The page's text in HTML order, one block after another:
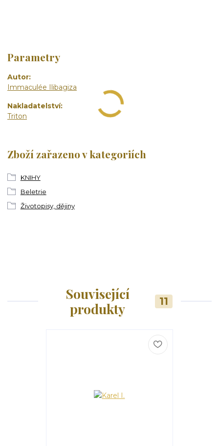
Parametry
Autor
Immaculée Ilibagiza
Nakladatelství
Triton
Zboží zařazeno v kategoriích
KNIHY
Beletrie
Životopisy, dějiny
Související
produkty
11